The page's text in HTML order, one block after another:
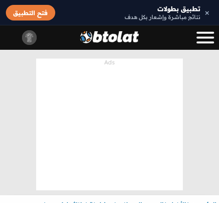
× تطبيق بطولات
نتائج مباشرة وإشعار بكل هدف
فتح التطبيق